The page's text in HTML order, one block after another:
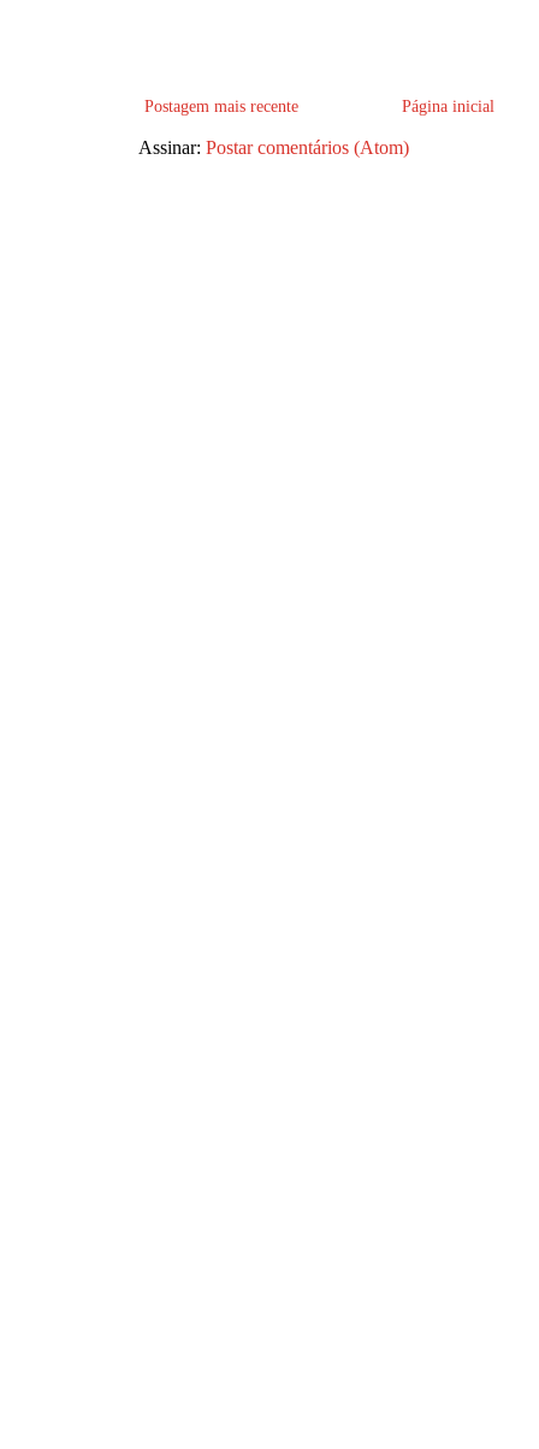
Postagem mais recente Página inicial
Assinar: Postar comentários (Atom)